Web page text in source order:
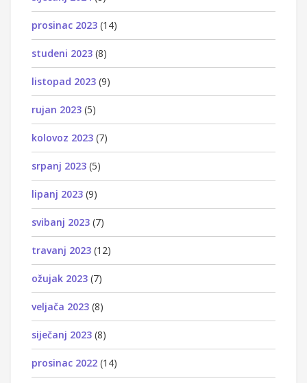
prosinac 2023 (14)
studeni 2023 (8)
listopad 2023 (9)
rujan 2023 (5)
kolovoz 2023 (7)
srpanj 2023 (5)
lipanj 2023 (9)
svibanj 2023 (7)
travanj 2023 (12)
ožujak 2023 (7)
veljača 2023 (8)
siječanj 2023 (8)
prosinac 2022 (14)